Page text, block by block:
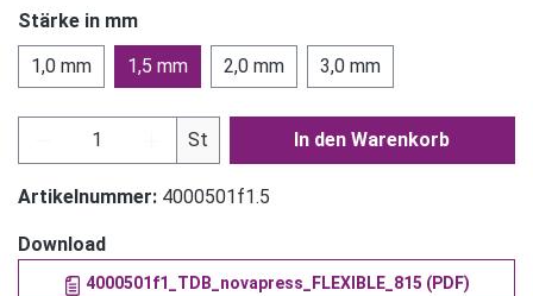
Stärke in mm
1,0 mm
1,5 mm 2,0 mm 3,0 mm
Produkt Anzahl: Gib den gewünschten Wert
St In den Warenkorb
Artikelnummer: 4000501f1.5
Download
4000501f1_TDB_novapress_FLEXIBLE_815 (PDF)